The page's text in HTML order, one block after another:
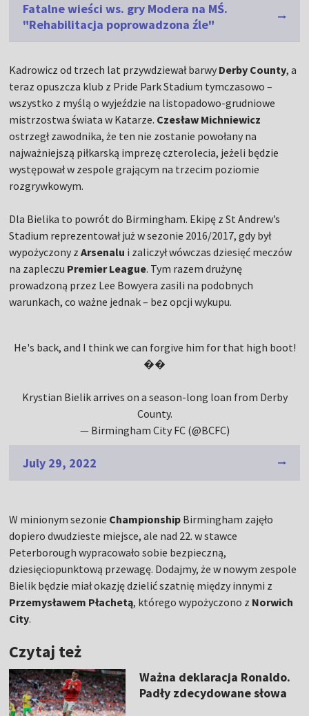
Fatalne wieści ws. gry Modera na MŚ.
"Rehabilitacja poprowadzona źle"
Kadrowicz od trzech lat przywdziewał barwy Derby County, a
teraz opuszcza klub z Pride Park Stadium tymczasowo –
wszystko z myślą o wyjeździe na listopadowo-grudniowe
mistrzostwa świata w Katarze. Czesław Michniewicz
ostrzegł zawodnika, że ten nie zostanie powołany na
najważniejszą piłkarską imprezę czterolecia, jeżeli będzie
występował w zespole grającym na trzecim poziomie
rozgrywkowym.
Dla Bielika to powrót do Birmingham. Ekipę z St Andrew’s
Stadium reprezentował już w sezonie 2016/2017, gdy był
wypożyczony zArsenalu i zaliczył wówczas dziesięć meczów
na zapleczu Premier League. Tym razem drużynę
prowadzoną przez Lee Bowyera zasili na podobnych
warunkach, co ważne jednak – bez opcji wykupu.
He's back, and I think we can forgive him for that high boot!
��
Krystian Bielik arrives on a season-long loan from Derby
County.
— Birmingham City FC (@BCFC)
July 29, 2022
W minionym sezonie Championship Birmingham zajęło
dopiero dwudzieste miejsce, ale nad 22. w stawce
Peterborough wypracowało sobie bezpieczną,
dziesięciopunktową przewagę. Dodajmy, że w nowym zespole
Bielik będzie miał okazję dzielić szatnię między innymi z
Przemysławem Płachetą, którego wypożyczono z Norwich
City.
Czytaj też
Ważna deklaracja Ronaldo.
Padły zdecydowane słowa